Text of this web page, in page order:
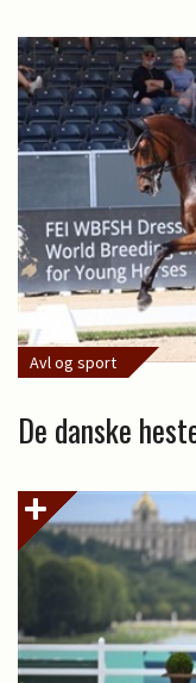
Avl og sport
De danske